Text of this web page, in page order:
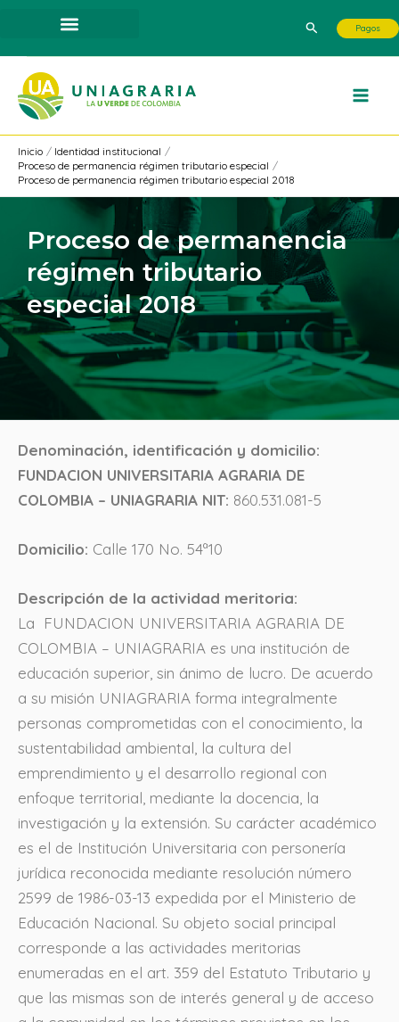
contenido
Buscar Pagos
Inicio
Identidad institucional
Proceso de permanencia régimen tributario especial
Proceso de permanencia régimen tributario especial 2018
Proceso de permanencia
régimen tributario
especial 2018
Denominación, identificación y domicilio:
FUNDACION UNIVERSITARIA AGRARIA DE
COLOMBIA – UNIAGRARIA NIT: 860.531.081-5
Domicilio: Calle 170 No. 54ª10
Descripción de la actividad meritoria:
La FUNDACION UNIVERSITARIA AGRARIA DE
COLOMBIA – UNIAGRARIA es una institución de
educación superior, sin ánimo de lucro. De acuerdo
a su misión UNIAGRARIA forma integralmente
personas comprometidas con el conocimiento, la
sustentabilidad ambiental, la cultura del
emprendimiento y el desarrollo regional con
enfoque territorial, mediante la docencia, la
investigación y la extensión. Su carácter académico
es el de Institución Universitaria con personería
jurídica reconocida mediante resolución número
2599 de 1986-03-13 expedida por el Ministerio de
Educación Nacional. Su objeto social principal
corresponde a las actividades meritorias
enumeradas en el art. 359 del Estatuto Tributario y
que las mismas son de interés general y de acceso